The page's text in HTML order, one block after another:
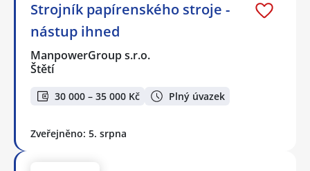
Strojník papírenského stroje -
nástup ihned
ManpowerGroup s.r.o.
Štětí
30 000 – 35 000 Kč Plný úvazek
Zveřejněno: 5. srpna